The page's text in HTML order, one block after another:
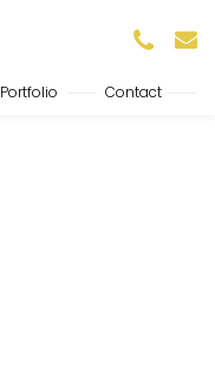
Portfolio Contact